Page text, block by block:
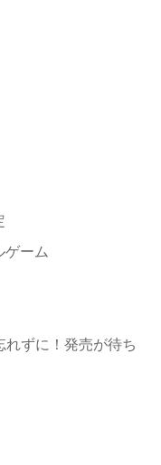
ゲーム
ずに！発売が待ち